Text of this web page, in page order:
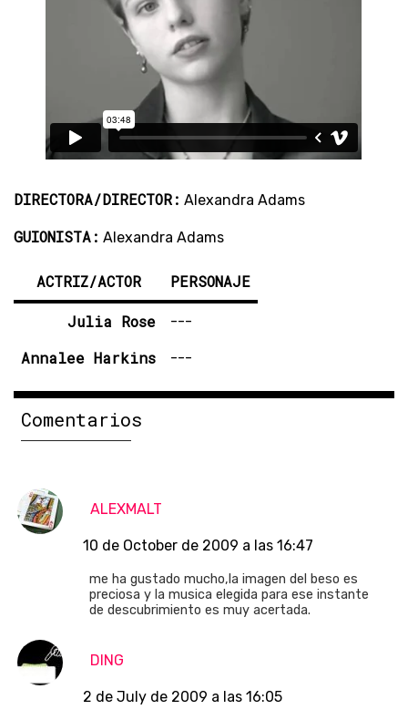
DIRECTORA/DIRECTOR: Alexandra Adams
GUIONISTA: Alexandra Adams
ACTRIZ/ACTOR PERSONAJE
Julia Rose ---
Annalee Harkins ---
Comentarios
ALEXMALT
10 de October de 2009 a las 16:47
me ha gustado mucho,la imagen del beso es
preciosa y la musica elegida para ese instante
de descubrimiento es muy acertada.
DING
2 de July de 2009 a las 16:05